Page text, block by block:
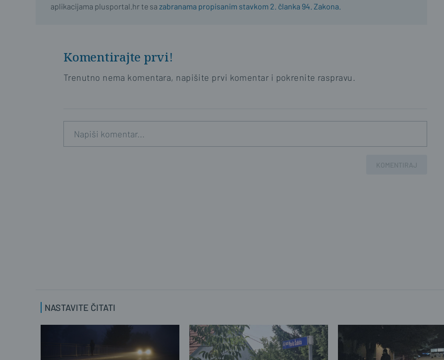
aplikacijama plusportal.hr te sa zabranama propisanim stavkom 2. članka 94. Zakona.
Komentirajte prvi!
Trenutno nema komentara, napišite prvi komentar i pokrenite raspravu.
KOMENTIRAJ
NASTAVITE ČITATI